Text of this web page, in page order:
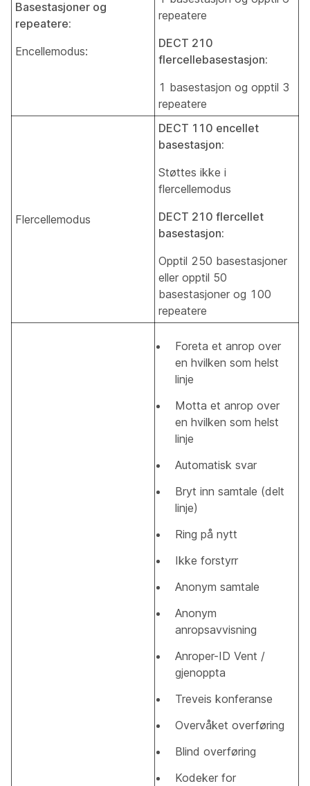
Basestasjoner og
repeatere:
Encellemodus:
repeatere
DECT 210
flercellebasestasjon:
1 basestasjon og opptil 3
repeatere
Flercellemodus
DECT 110 encellet
basestasjon:
Støttes ikke i
flercellemodus
DECT 210 flercellet
basestasjon:
Opptil 250 basestasjoner
eller opptil 50
basestasjoner og 100
repeatere
Foreta et anrop over
en hvilken som helst
linje
Motta et anrop over
en hvilken som helst
linje
Automatisk svar
Bryt inn samtale (delt
linje)
Ring på nytt
Ikke forstyrr
Anonym samtale
Anonym
anropsavvisning
Anroper-ID Vent /
gjenoppta
Treveis konferanse
Overvåket overføring
Blind overføring
Kodeker for